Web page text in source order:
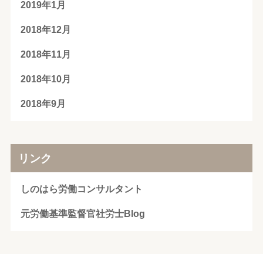
2019年1月
2018年12月
2018年11月
2018年10月
2018年9月
リンク
しのはら労働コンサルタント
元労働基準監督官社労士Blog